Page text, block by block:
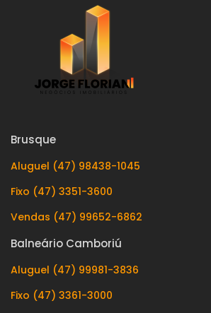
Brusque
Aluguel (47) 98438-1045
Fixo (47) 3351-3600
Vendas (47) 99652-6862
Balneário Camboriú
Aluguel (47) 99981-3836
Fixo (47) 3361-3000